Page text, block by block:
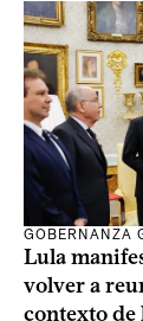
GOBERNANZA
Lula
volver a
contexto